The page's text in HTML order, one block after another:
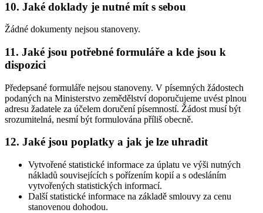
10. Jaké doklady je nutné mít s sebou
Žádné dokumenty nejsou stanoveny.
11. Jaké jsou potřebné formuláře a kde jsou k
dispozici
Předepsané formuláře nejsou stanoveny. V písemných žádostech
podaných na Ministerstvo zemědělství doporučujeme uvést plnou
adresu žadatele za účelem doručení písemností. Žádost musí být
srozumitelná, nesmí být formulována příliš obecně.
12. Jaké jsou poplatky a jak je lze uhradit
Vytvořené statistické informace za úplatu ve výši nutných
nákladů souvisejících s pořízením kopií a s odesláním
vytvořených statistických informací.
Další statistické informace na základě smlouvy za cenu
stanovenou dohodou.